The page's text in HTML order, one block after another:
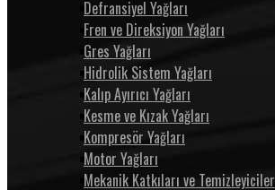
Defransiyel Yağları
Fren ve Direksiyon Yağları
Gres Yağları
Hidrolik Sistem Yağları
Kalıp Ayırıcı Yağları
Kesme ve Kızak Yağları
Kompresör Yağları
Motor Yağları
Mekanik Katkıları ve Temizleyiciler